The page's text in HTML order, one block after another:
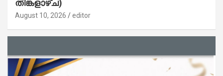
തിങ്കളാഴ്ച)
August 10, 2026 editor